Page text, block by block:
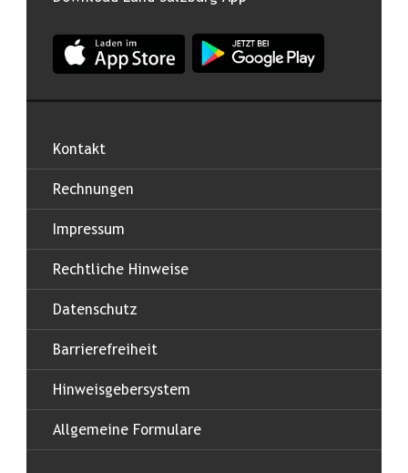
App Land Salzburg im Apple App Store
App Land Salzburg im
Kontakt
Rechnungen
Impressum
Rechtliche Hinweise
Datenschutz
Barrierefreiheit
Hinweisgebersystem
Allgemeine Formulare